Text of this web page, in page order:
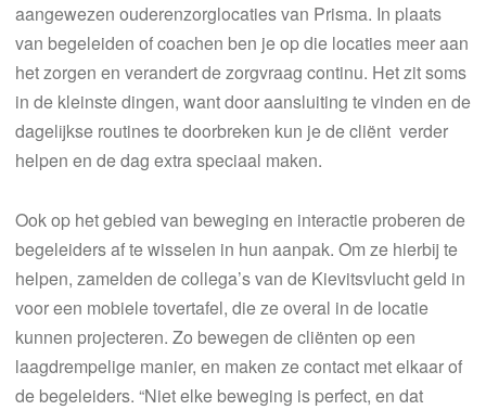
aangewezen ouderenzorglocaties van Prisma. In plaats
van begeleiden of coachen ben je op die locaties meer aan
het zorgen en verandert de zorgvraag continu. Het zit soms
in de kleinste dingen, want door aansluiting te vinden en de
dagelijkse routines te doorbreken kun je de cliënt verder
helpen en de dag extra speciaal maken.
Ook op het gebied van beweging en interactie proberen de
begeleiders af te wisselen in hun aanpak. Om ze hierbij te
helpen, zamelden de collega’s van de Kievitsvlucht geld in
voor een mobiele tovertafel, die ze overal in de locatie
kunnen projecteren. Zo bewegen de cliënten op een
laagdrempelige manier, en maken ze contact met elkaar of
de begeleiders. “Niet elke beweging is perfect, en dat